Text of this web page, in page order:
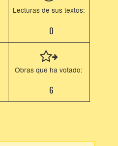
Lecturas de sus textos:
0
Obras que ha votado:
6